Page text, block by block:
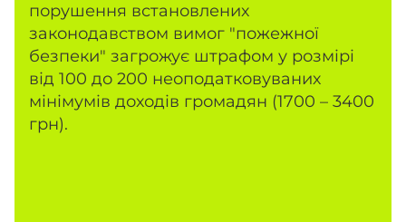
порушення встановлених
законодавством вимог "пожежної
безпеки" загрожує штрафом у розмірі
від 100 до 200 неоподатковуваних
мінімумів доходів громадян (1700 – 3400
грн).